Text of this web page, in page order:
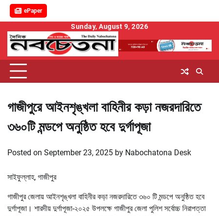
ePaper
content
Sunday, August 9, 2026
গাজীপুরে আইনশৃঙ্খলা বাহিনীর কড়া নজরদারিতে
৩৬০টি মন্ডপে অনুষ্ঠিত হবে দুর্গাপূজা
Posted on September 23, 2025 by Nabochatona Desk
সাইফুল্লাহ, গাজীপুর
গাজীপুর জেলায় আইনশৃঙ্খলা বাহিনীর কড়া নজরদারিতে ৩৬০ টি মন্ডপে অনুষ্ঠিত হবে
দুর্গাপূজা। শারদীয় দুর্গাপূজা-২০২৫ উপলক্ষে গাজীপুর জেলা পুলিশ সর্বোচ্চ নিরাপত্তা